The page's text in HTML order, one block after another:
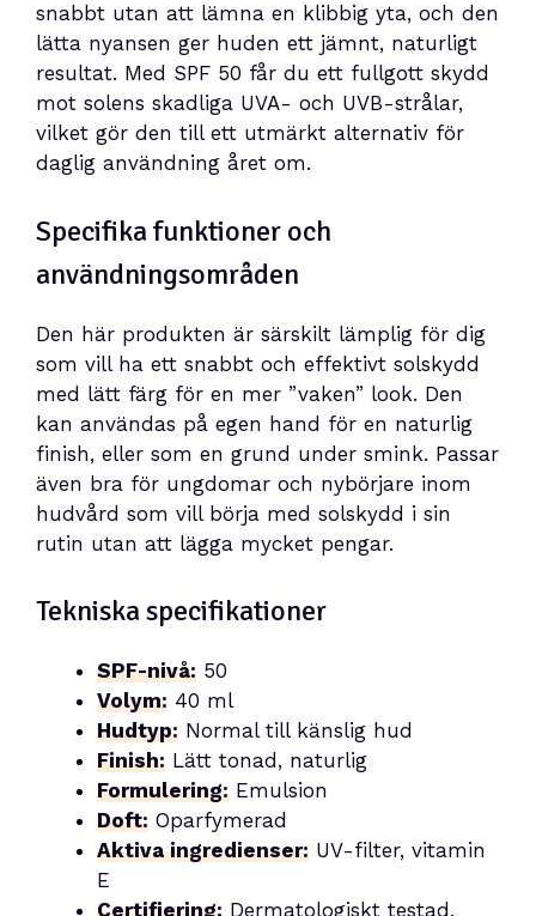
snabbt utan att lämna en klibbig yta, och den
lätta nyansen ger huden ett jämnt, naturligt
resultat. Med SPF 50 får du ett fullgott skydd
mot solens skadliga UVA- och UVB-strålar,
vilket gör den till ett utmärkt alternativ för
daglig användning året om.
Specifika funktioner och
användningsområden
Den här produkten är särskilt lämplig för dig
som vill ha ett snabbt och effektivt solskydd
med lätt färg för en mer ”vaken” look. Den
kan användas på egen hand för en naturlig
finish, eller som en grund under smink. Passar
även bra för ungdomar och nybörjare inom
hudvård som vill börja med solskydd i sin
rutin utan att lägga mycket pengar.
Tekniska specifikationer
SPF-nivå: 50
Volym: 40 ml
Hudtyp: Normal till känslig hud
Finish: Lätt tonad, naturlig
Formulering: Emulsion
Doft: Oparfymerad
Aktiva ingredienser: UV-filter, vitamin
E
Certifiering: Dermatologiskt testad,